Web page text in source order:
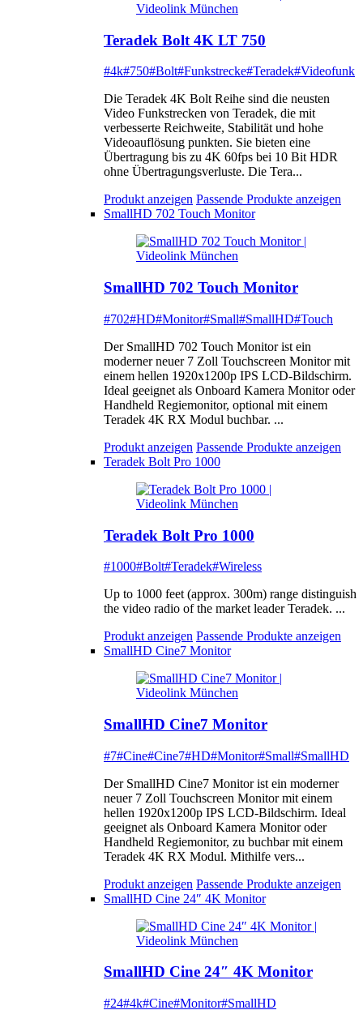
Teradek Bolt 4K LT 750
#4k#750#Bolt#Funkstrecke#Teradek#Videofunk
Die Teradek 4K Bolt Reihe sind die neusten
Video Funkstrecken von Teradek, die mit
verbesserte Reichweite, Stabilität und hohe
Videoauflösung punkten. Sie bieten eine
Übertragung bis zu 4K 60fps bei 10 Bit HDR
ohne Übertragungsverluste. Die Tera...
Produkt anzeigen Passende Produkte anzeigen
SmallHD 702 Touch Monitor
SmallHD 702 Touch Monitor
#702#HD#Monitor#Small#SmallHD#Touch
Der SmallHD 702 Touch Monitor ist ein
moderner neuer 7 Zoll Touchscreen Monitor mit
einem hellen 1920x1200p IPS LCD-Bildschirm.
Ideal geeignet als Onboard Kamera Monitor oder
Handheld Regiemonitor, optional mit einem
Teradek 4K RX Modul buchbar. ...
Produkt anzeigen Passende Produkte anzeigen
Teradek Bolt Pro 1000
Teradek Bolt Pro 1000
#1000#Bolt#Teradek#Wireless
Up to 1000 feet (approx. 300m) range distinguish
the video radio of the market leader Teradek. ...
Produkt anzeigen Passende Produkte anzeigen
SmallHD Cine7 Monitor
SmallHD Cine7 Monitor
#7#Cine#Cine7#HD#Monitor#Small#SmallHD
Der SmallHD Cine7 Monitor ist ein moderner
neuer 7 Zoll Touchscreen Monitor mit einem
hellen 1920x1200p IPS LCD-Bildschirm. Ideal
geeignet als Onboard Kamera Monitor oder
Handheld Regiemonitor, zu buchbar mit einem
Teradek 4K RX Modul. Mithilfe vers...
Produkt anzeigen Passende Produkte anzeigen
SmallHD Cine 24″ 4K Monitor
SmallHD Cine 24″ 4K Monitor
#24#4k#Cine#Monitor#SmallHD